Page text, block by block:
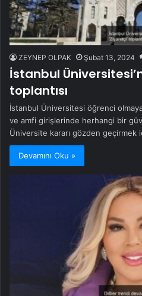
ZEYNEP OLPAK Şubat 13, 2024
İstanbul
toplantısı
İstanbul Üniversitesi öğrenci
ve amfi girişlerinde herhangi bir
Üniversite kararı gözden geçirmek
Devamını Oku »